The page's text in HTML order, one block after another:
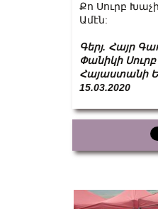
Քո Սուրբ
Ամէն:
Գերյ. Հայր
Փանիկի
Հայաստանի
15.03.2020